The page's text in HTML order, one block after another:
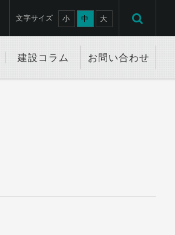
文字サイズ 小 中 大
建設コラム お問い合わせ